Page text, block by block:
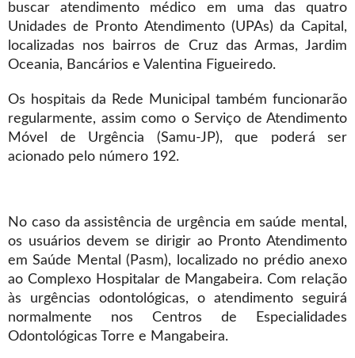
buscar atendimento médico em uma das quatro
Unidades de Pronto Atendimento (UPAs) da Capital,
localizadas nos bairros de Cruz das Armas, Jardim
Oceania, Bancários e Valentina Figueiredo.
Os hospitais da Rede Municipal também funcionarão
regularmente, assim como o Serviço de Atendimento
Móvel de Urgência (Samu-JP), que poderá ser
acionado pelo número 192.
No caso da assistência de urgência em saúde mental,
os usuários devem se dirigir ao Pronto Atendimento
em Saúde Mental (Pasm), localizado no prédio anexo
ao Complexo Hospitalar de Mangabeira. Com relação
às urgências odontológicas, o atendimento seguirá
normalmente nos Centros de Especialidades
Odontológicas Torre e Mangabeira.